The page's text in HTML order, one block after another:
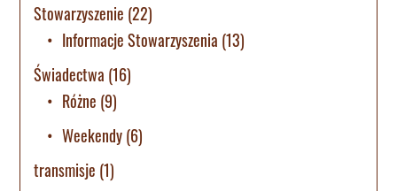
Stowarzyszenie (22)
Informacje Stowarzyszenia (13)
Świadectwa (16)
Różne (9)
Weekendy(6)
transmisje (1)